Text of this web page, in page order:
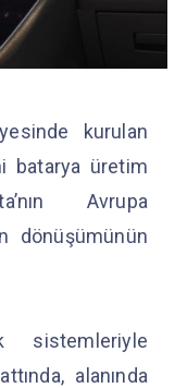
kurulan
batarya üretim
Avrupa
dönüşümünün
alanında